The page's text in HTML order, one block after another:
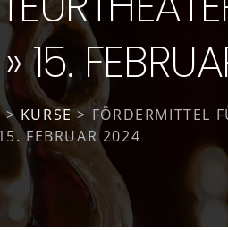
15.
> KURSE>FÖRDERMITTEL
FEBRUAR 2024